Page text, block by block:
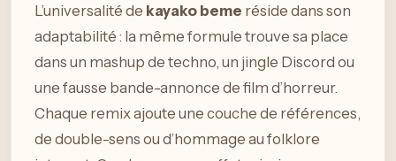
L’universalité de kayako beme réside dans son
adaptabilité : la même formule trouve sa place
dans un mashup de techno, un jingle Discord ou
une fausse bande-annonce de film d’horreur.
Chaque remix ajoute une couche de références,
de double-sens ou d’hommage au folklore